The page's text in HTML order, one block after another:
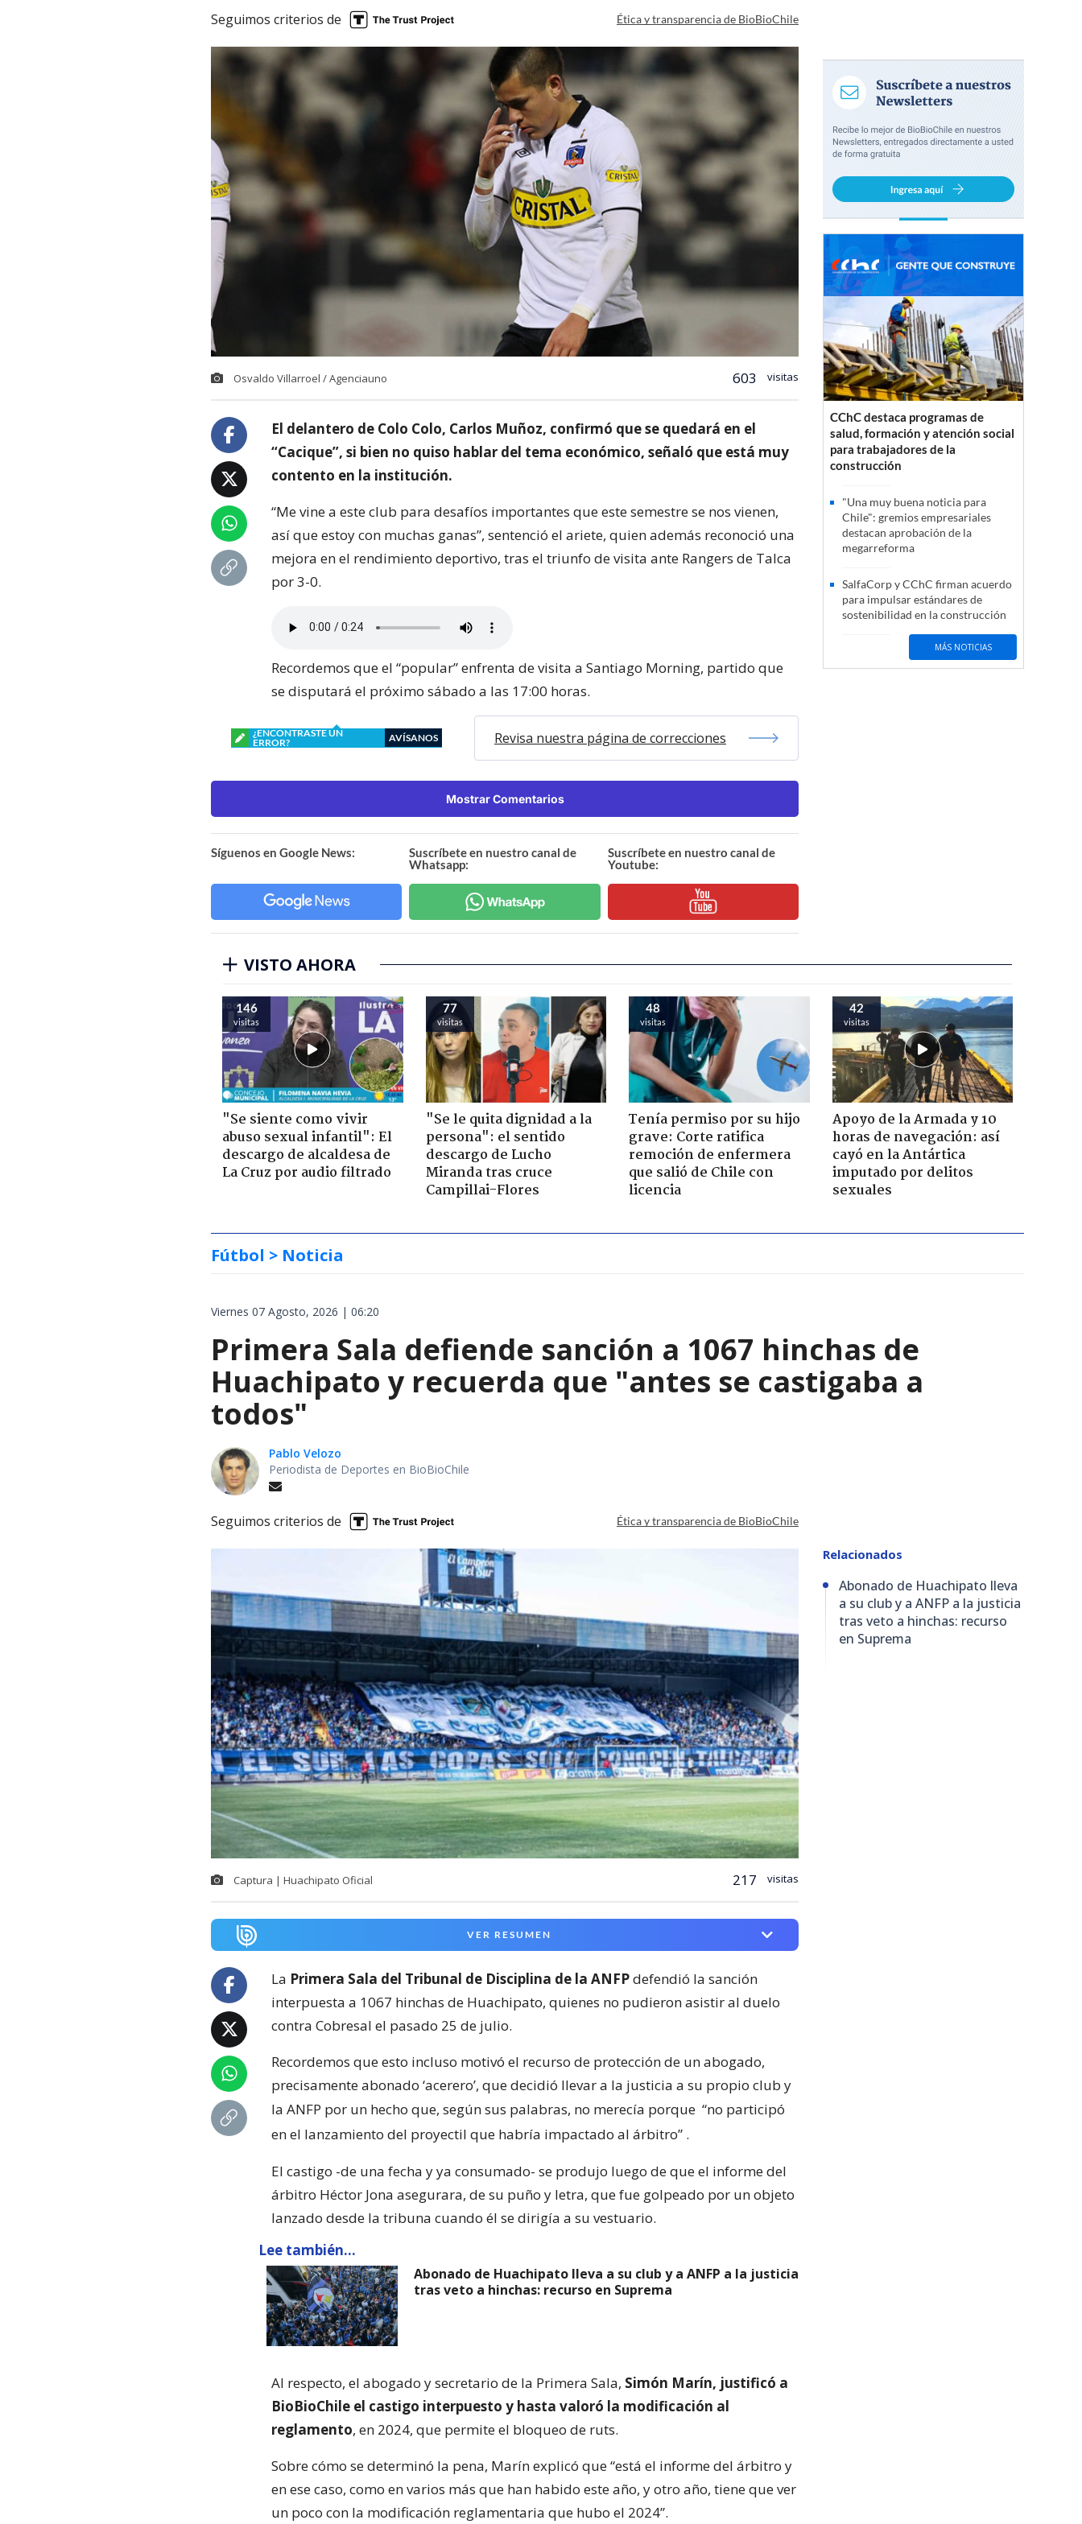
Seguimos criterios de Ética y transparencia de BioBioChile
Osvaldo Villarroel / Agenciauno 603 visitas
El delantero de Colo Colo, Carlos Muñoz, confirmó que se quedará en el
“Cacique”, si bien no quiso hablar del tema económico, señaló que está muy
contento en la institución.
“Me vine a este club para desafíos importantes que este semestre se nos vienen,
así que estoy con muchas ganas”, sentenció el ariete, quien además reconoció una
mejora en el rendimiento deportivo, tras el triunfo de visita ante Rangers de Talca
por 3-0.
Recordemos que el “popular” enfrenta de visita a Santiago Morning, partido que
se disputará el próximo sábado a las 17:00 horas.
¿ENCONTRASTE UN
ERROR?
AVÍSANOS Revisa nuestra página de correcciones
Mostrar Comentarios
Síguenos en Google News:
Suscríbete en nuestro canal de
Whatsapp:
Suscríbete en nuestro canal de
Youtube:
CChC destaca programas de
salud, formación y atención social
para trabajadores de la
construcción
"Una muy buena noticia para
Chile": gremios empresariales
destacan aprobación de la
megarreforma
SalfaCorp y CChC firman acuerdo
para impulsar estándares de
sostenibilidad en la construcción
MÁS NOTICIAS
VISTO AHORA
146
visitas
"Se siente como vivir
abuso sexual infantil": El
descargo de alcaldesa de
La Cruz por audio filtrado
77
visitas
"Se le quita dignidad a la
persona": el sentido
descargo de Lucho
Miranda tras cruce
Campillai-Flores
48
visitas
Tenía permiso por su hijo
grave: Corte ratifica
remoción de enfermera
que salió de Chile con
licencia
42
visitas
Apoyo de la Armada y 10
horas de navegación: así
cayó en la Antártica
imputado por delitos
sexuales
Fútbol > Noticia
Viernes 07 Agosto, 2026 | 06:20
Primera Sala defiende sanción a 1067 hinchas de
Huachipato y recuerda que "antes se castigaba a
todos"
Pablo Velozo
Periodista de Deportes en BioBioChile
Seguimos criterios de Ética y transparencia de BioBioChile
Captura | Huachipato Oficial 217 visitas
VER RESUMEN
La Primera Sala del Tribunal de Disciplina de la ANFPdefendió la sanción
interpuesta a 1067 hinchas de Huachipato, quienes no pudieron asistir al duelo
contra Cobresal el pasado 25 de julio.
Recordemos que esto incluso motivó el recurso de protección de un abogado,
precisamente abonado ‘acerero’, que decidió llevar a la justicia a su propio club y
la ANFP por un hecho que, según sus palabras, no merecía porque “no participó
en el lanzamiento del proyectil que habría impactado al árbitro” .
El castigo -de una fecha y ya consumado- se produjo luego de que el informe del
árbitro Héctor Jona asegurara, de su puño y letra, que fue golpeado por un objeto
lanzado desde la tribuna cuando él se dirigía a su vestuario.
Lee también...
Abonado de Huachipato lleva a su club y a ANFP a la justicia
tras veto a hinchas: recurso en Suprema
Al respecto, el abogado y secretario de la Primera Sala, Simón Marín, justificó a
BioBioChile el castigo interpuesto y hasta valoró la modificación al
reglamento, en 2024, que permite el bloqueo de ruts.
Sobre cómo se determinó la pena, Marín explicó que “está el informe del árbitro y
en ese caso, como en varios más que han habido este año, y otro año, tiene que ver
un poco con la modificación reglamentaria que hubo el 2024”.
Relacionados
Abonado de Huachipato lleva
a su club y a ANFP a la justicia
tras veto a hinchas: recurso
en Suprema